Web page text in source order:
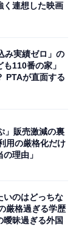
く連想した映画
み実績ゼロ」の
110番の家」
PTAが直面する
」販売激減の裏
用の厳格化だけ
理由」
いのはどっちな
厳格過ぎる学歴
曖昧過ぎる外国